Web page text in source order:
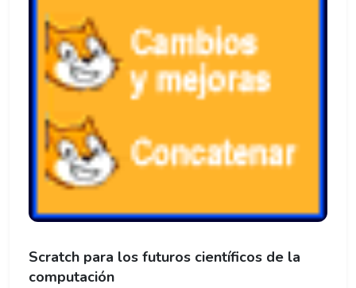
Scratch para los futuros científicos de la
computación